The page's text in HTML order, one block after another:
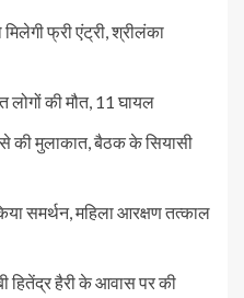
फ्री एंट्री, श्रीलंका
लोगों की मौत, 11 घायल
से की मुलाकात, बैठक के सियासी
समर्थन, महिला आरक्षण तत्काल
हितेंद्र हैरी के आवास पर की